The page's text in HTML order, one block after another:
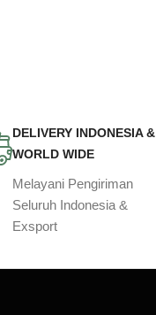
DELIVERY INDONESIA &
WORLD WIDE
Melayani Pengiriman
Seluruh Indonesia &
Exsport